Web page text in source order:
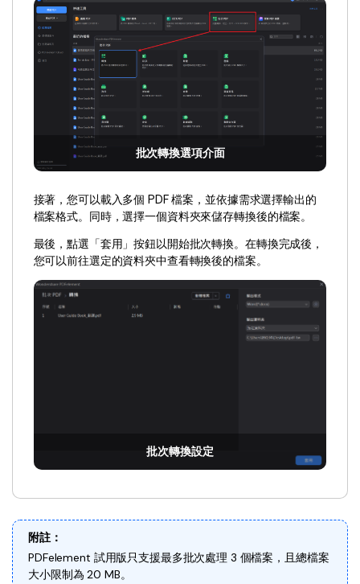
PDF 表單
簽署 PDF
保護 PDF
批次 PDF
PDF OCR
AI PDF助理
eSign（合法）
更多內容
免費 PDF 範本
客戶故事
批次轉換選項介面
接著，您可以載入多個 PDF 檔案，並依據需求選擇輸出的
檔案格式。同時，選擇一個資料夾來儲存轉換後的檔案。
最後，點選「套用」按鈕以開始批次轉換。在轉換完成後，
您可以前往選定的資料夾中查看轉換後的檔案。
批次轉換設定
附註：
PDFelement 試用版只支援最多批次處理 3 個檔案，且總檔案
大小限制為 20 MB。